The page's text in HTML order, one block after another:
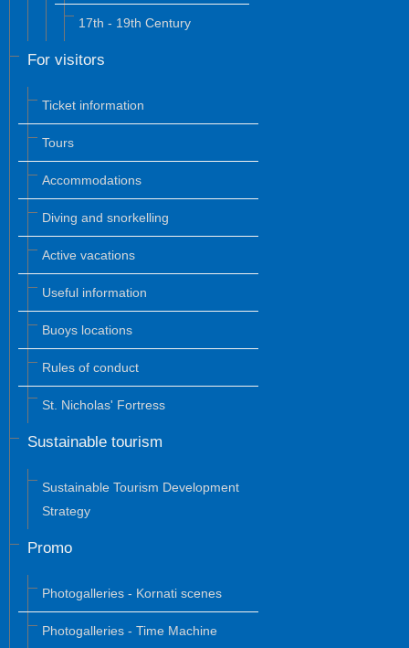
17th - 19th Century
For visitors
Ticket information
Tours
Accommodations
Diving and snorkelling
Active vacations
Useful information
Buoys locations
Rules of conduct
St. Nicholas' Fortress
Sustainable tourism
Sustainable Tourism Development
Strategy
Promo
Photogalleries - Kornati scenes
Photogalleries - Time Machine